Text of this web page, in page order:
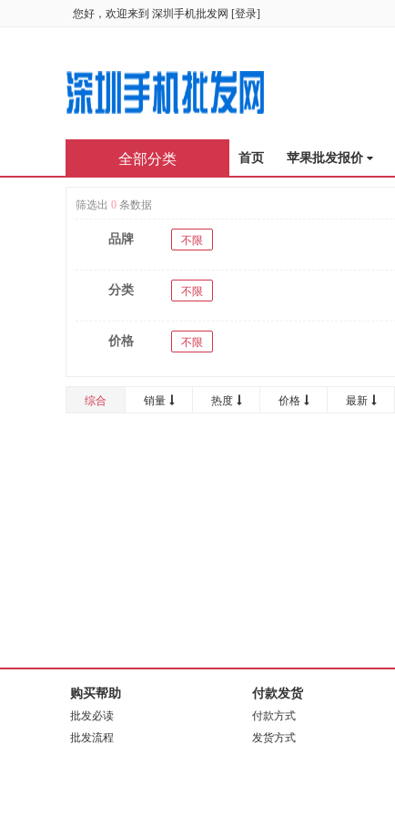
您好，欢迎来到 深圳手机批发网 [登录]
首页 苹果批发报价
全部分类
筛选出 0 条数据
品牌 不限
分类 不限
价格 不限
综合 销量 热度 价格 最新
购买帮助
批发必读
批发流程
付款发货
付款方式
发货方式